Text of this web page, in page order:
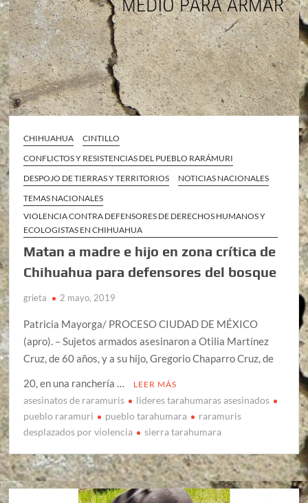
CHIHUAHUA
CINTILLO
CONFLICTOS Y RESISTENCIAS DEL PUEBLO RARÁMURI
DESPOJO DE TIERRAS Y TERRITORIOS
NOTICIAS NACIONALES
TEMAS NACIONALES
VIOLENCIA CONTRA DEFENSORES DE DERECHOS HUMANOS Y
ECOLOGISTAS EN CHIHUAHUA
Matan a madre e hijo en zona crítica de
Chihuahua para defensores del bosque
grieta 2 mayo, 2019
Patricia Mayorga/ PROCESO CIUDAD DE MÉXICO
(apro). – Sujetos armados asesinaron a Otilia Martínez
Cruz, de 60 años, y a su hijo, Gregorio Chaparro Cruz, de
20, en una ranchería …
LEER MÁS
asesinatos de raramuris
lideres tarahumaras asesinados
pueblo raramuri
pueblo tarahumara
raramuris
desplazados por violencia
sierra tarahumara